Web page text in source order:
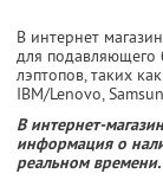
В интернет
для подавляющего
лэптопов, таких
IBM/Lenovo,
В интернет-
информация о
реальном времени.